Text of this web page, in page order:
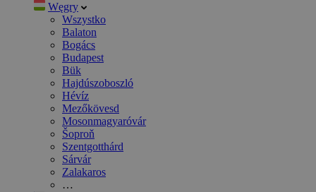
Węgry
Wszystko
Balaton
Bogács
Budapest
Bük
Hajdúszoboszló
Hévíz
Mezőkövesd
Mosonmagyaróvár
Šoproň
Szentgotthárd
Sárvár
Zalakaros
…